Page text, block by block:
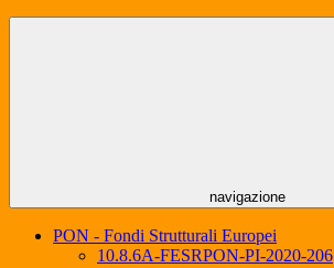
navigazione
PON - Fondi Strutturali Europei
10.8.6A-FESRPON-PI-2020-206